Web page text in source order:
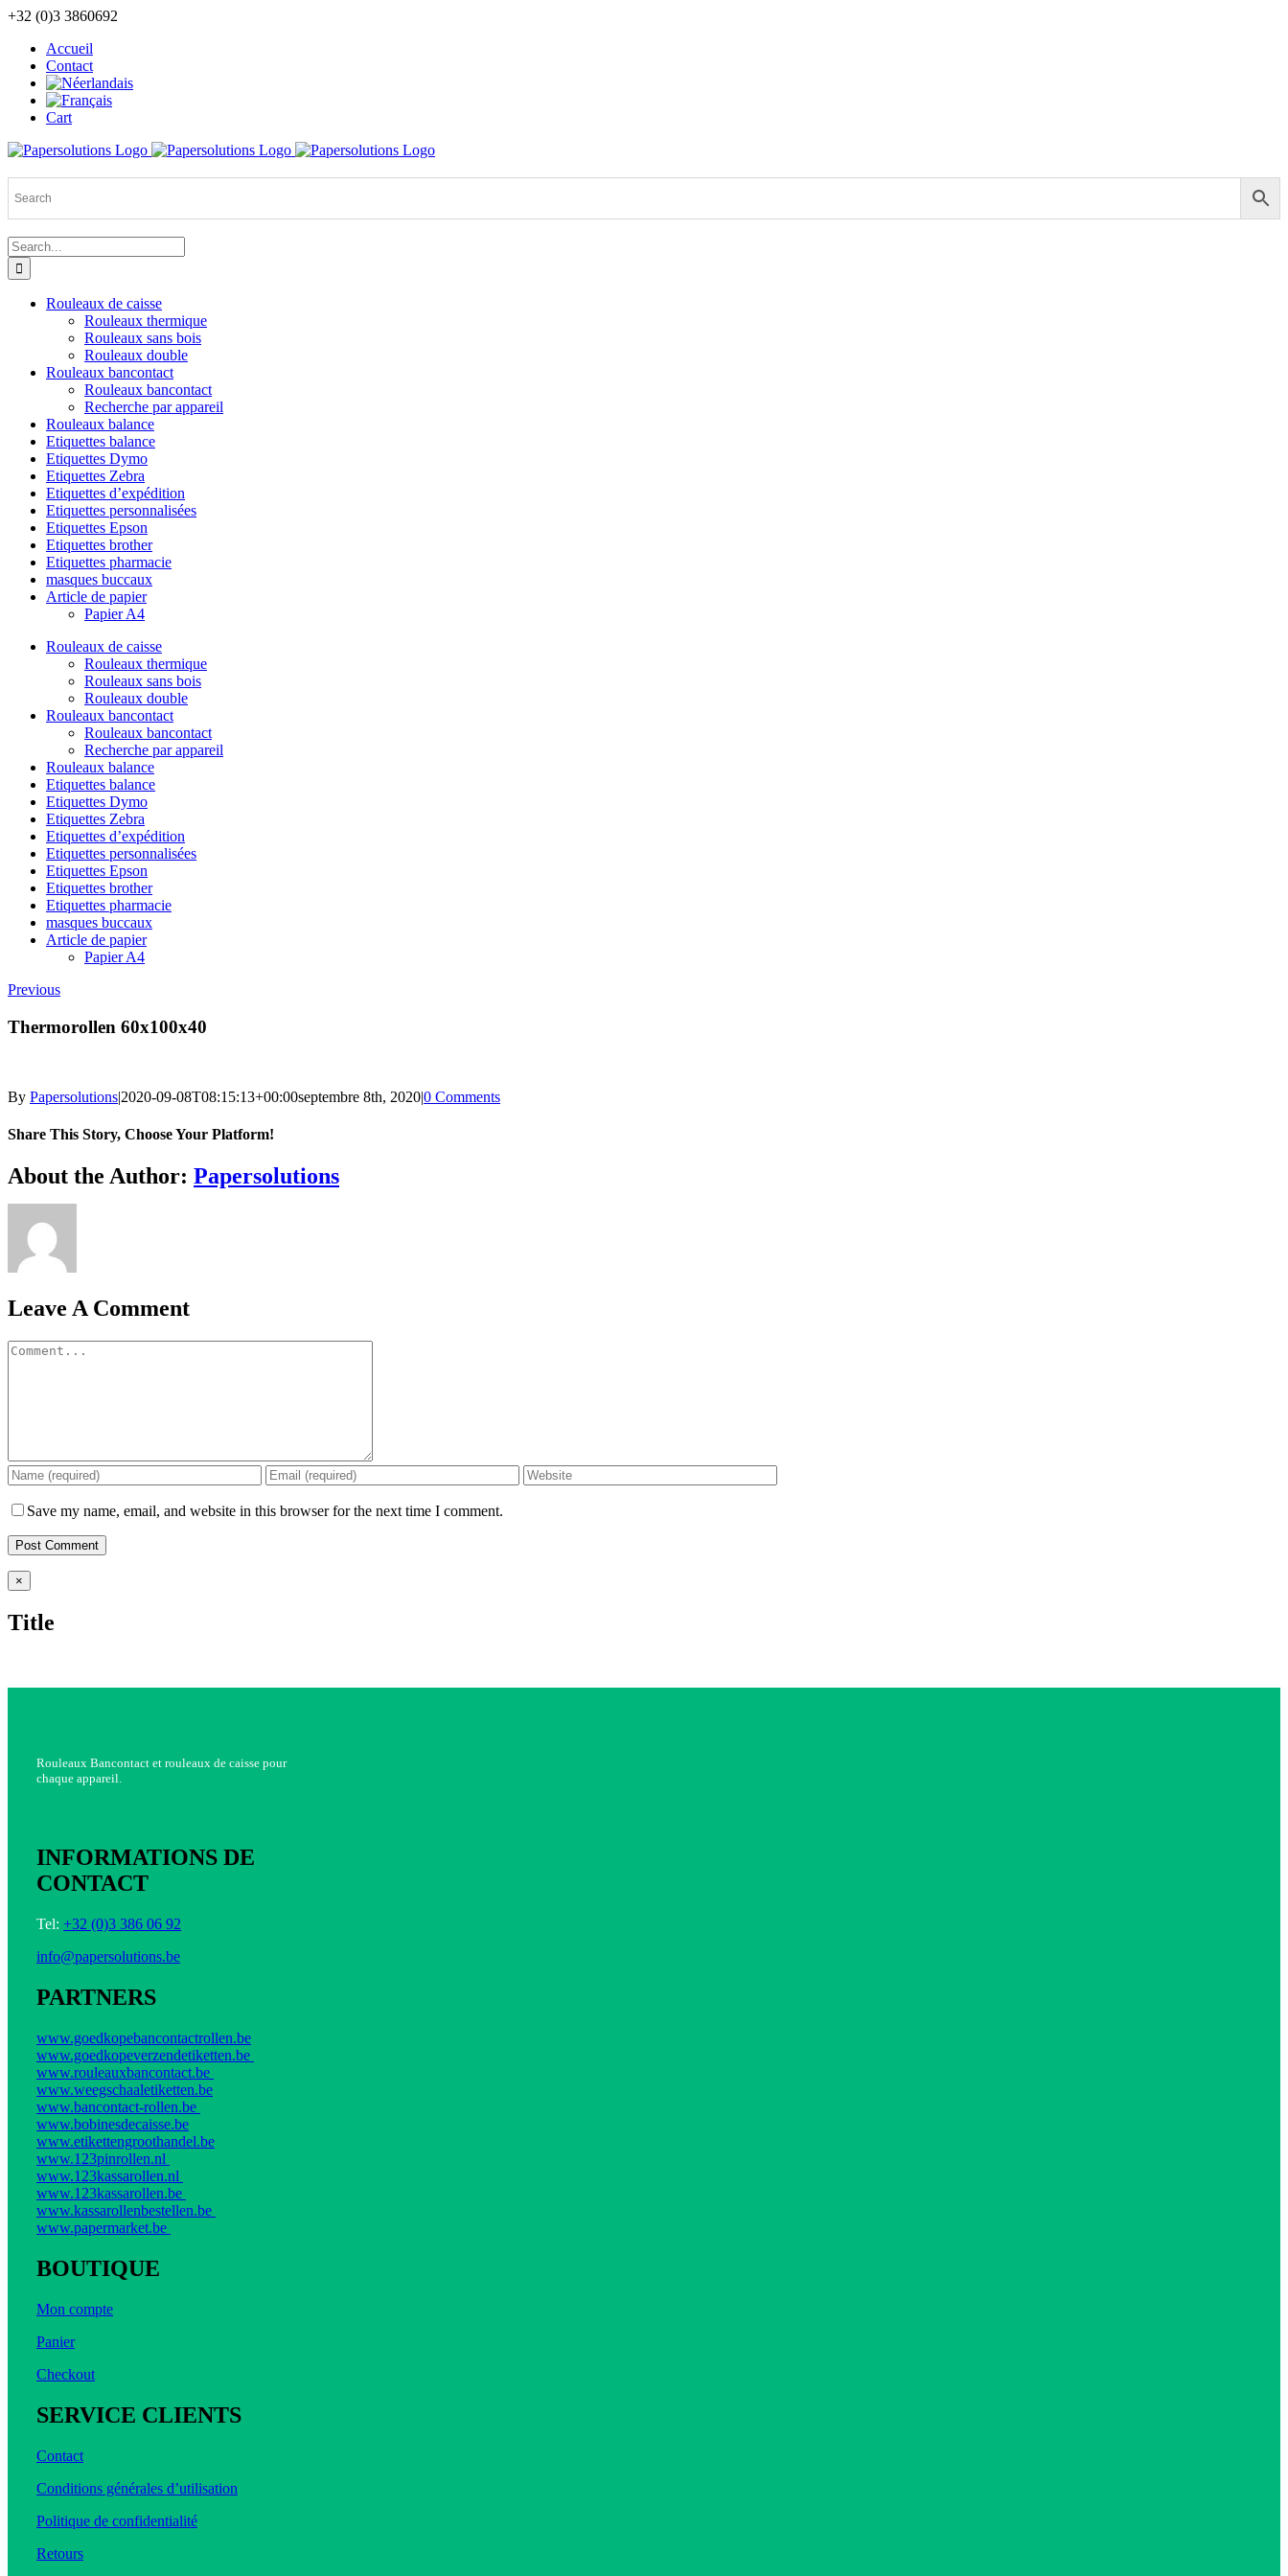
Skip
content
+32 (0)3 3860692
Accueil
Contact
Cart
Search
for:
Rouleaux de caisse
Rouleaux thermique
Rouleaux sans bois
Rouleaux double
Rouleaux bancontact
Rouleaux bancontact
Recherche par appareil
Rouleaux balance
Etiquettes balance
Etiquettes Dymo
Etiquettes Zebra
Etiquettes d’expédition
Etiquettes personnalisées
Etiquettes Epson
Etiquettes brother
Etiquettes pharmacie
masques buccaux
Article de papier
Papier A4
Rouleaux de caisse
Rouleaux thermique
Rouleaux sans bois
Rouleaux double
Rouleaux bancontact
Rouleaux bancontact
Recherche par appareil
Rouleaux balance
Etiquettes balance
Etiquettes Dymo
Etiquettes Zebra
Etiquettes d’expédition
Etiquettes personnalisées
Etiquettes Epson
Etiquettes brother
Etiquettes pharmacie
masques buccaux
Article de papier
Papier A4
Previous
Thermorollen 60x100x40
By Papersolutions|2020-09-08T08:15:13+00:00septembre 8th, 2020|0 Comments
Share This Story, Choose Your Platform!
Facebook
Twitter
Reddit
LinkedIn
WhatsApp
Tumblr
Pinterest
Vk
Email
About the Author: Papersolutions
Leave A Comment
Comment
Save my name, email, and website in this browser for the next time I comment.
Close
product
view
×
Title
Rouleaux Bancontact et rouleaux de caisse pour
chaque appareil.
INFORMATIONS DE
CONTACT
Tel: +32 (0)3 386 06 92
info@papersolutions.be
PARTNERS
www.goedkopebancontactrollen.be
www.goedkopeverzendetiketten.be
www.rouleauxbancontact.be
www.weegschaaletiketten.be
www.bancontact-rollen.be
www.bobinesdecaisse.be
www.etikettengroothandel.be
www.123pinrollen.nl
www.123kassarollen.nl
www.123kassarollen.be
www.kassarollenbestellen.be
www.papermarket.be
BOUTIQUE
Mon compte
Panier
Checkout
SERVICE CLIENTS
Contact
Conditions générales d’utilisation
Politique de confidentialité
Retours